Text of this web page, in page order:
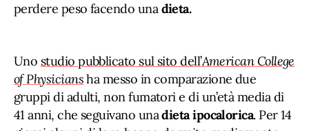
perdere peso facendo unadieta.
Uno studio pubblicato sul sito dell’American College
of Physiciansha messo in comparazione due
gruppi di adulti, non fumatori e di un’età media di
41 anni, che seguivano unadieta ipocalorica. Per 14